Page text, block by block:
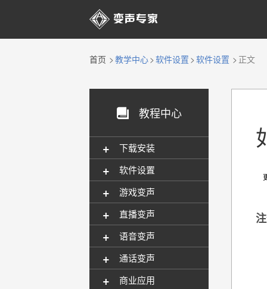

首页 教学中心 软件设置 软件设置 正文
 教程中心
下载安装
+
软件设置
+
游戏变声
+
直播变声
+
语音变声
+
通话变声
+
商业应用
+